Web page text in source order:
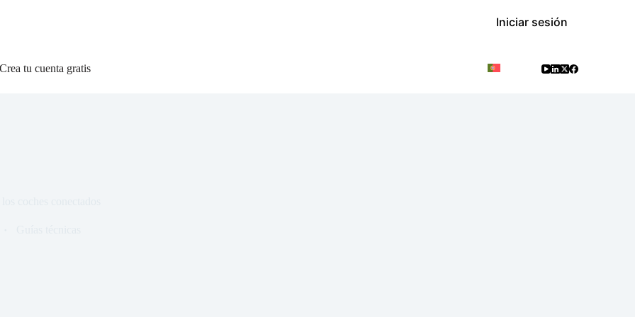
Iniciar sesión
Crea tu cuenta gratis